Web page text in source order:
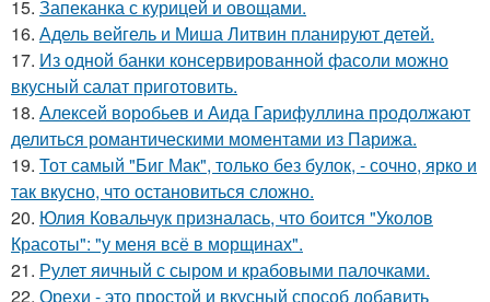
15. Запеканка с курицей и овощами.
16. Адель вейгель и Миша Литвин планируют детей.
17. Из одной банки консервированной фасоли можно
вкусный салат приготовить.
18. Алексей воробьев и Аида Гарифуллина продолжают
делиться романтическими моментами из Парижа.
19. Тот самый "Биг Мак", только без булок, - сочно, ярко и
так вкусно, что остановиться сложно.
20. Юлия Ковальчук призналась, что боится "Уколов
Красоты": "у меня всё в морщинах".
21. Рулет яичный с сыром и крабовыми палочками.
22. Орехи - это простой и вкусный способ добавить